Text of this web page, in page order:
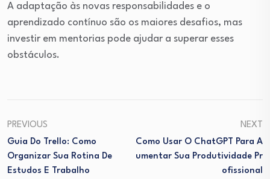
A adaptação às novas responsabilidades e o
aprendizado contínuo são os maiores desafios, mas
investir em mentorias pode ajudar a superar esses
obstáculos.
PREVIOUS
Guia Do Trello: Como
Organizar Sua Rotina De
Estudos E Trabalho
NEXT
Como Usar O ChatGPT Para A
Umentar Sua Produtividade Pr
Ofissional